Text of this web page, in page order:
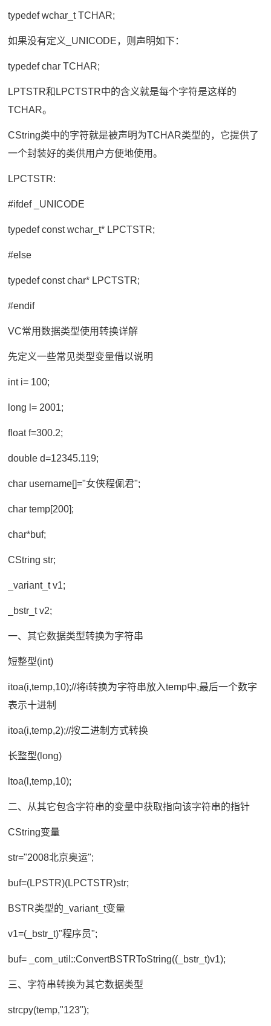
typedef wchar_t TCHAR;
如果没有定义_UNICODE，则声明如下：
typedef char TCHAR;
LPTSTR和LPCTSTR中的含义就是每个字符是这样的
TCHAR。
CString类中的字符就是被声明为TCHAR类型的，它提供了
一个封装好的类供用户方便地使用。
LPCTSTR:
#ifdef _UNICODE
typedef const wchar_t* LPCTSTR;
#else
typedef const char* LPCTSTR;
#endif
VC常用数据类型使用转换详解
先定义一些常见类型变量借以说明
int i= 100;
long l= 2001;
float f=300.2;
double d=12345.119;
char username[]="女侠程佩君";
char temp[200];
char*buf;
CString str;
_variant_t v1;
_bstr_t v2;
一、其它数据类型转换为字符串
短整型(int)
itoa(i,temp,10);//将i转换为字符串放入temp中,最后一个数字
表示十进制
itoa(i,temp,2);//按二进制方式转换
长整型(long)
ltoa(l,temp,10);
二、从其它包含字符串的变量中获取指向该字符串的指针
CString变量
str="2008北京奥运";
buf=(LPSTR)(LPCTSTR)str;
BSTR类型的_variant_t变量
v1=(_bstr_t)"程序员";
buf= _com_util::ConvertBSTRToString((_bstr_t)v1);
三、字符串转换为其它数据类型
strcpy(temp,"123");